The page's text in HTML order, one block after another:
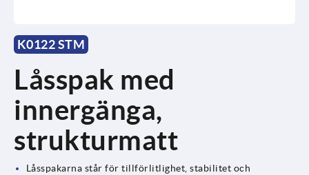
K0122 STM
Låsspak med
innergänga,
strukturmatt
Låsspakarna står för tillförlitlighet, stabilitet och